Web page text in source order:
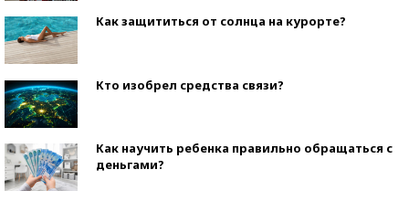
Как защититься от солнца на курорте?
Кто изобрел средства связи?
Как научить ребенка правильно обращаться с
деньгами?